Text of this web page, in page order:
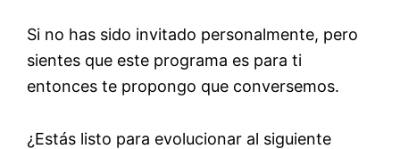
Si no has sido invitado personalmente, pero
sientes que este programa es para ti
entonces te propongo que conversemos.
¿Estás listo para evolucionar al siguiente